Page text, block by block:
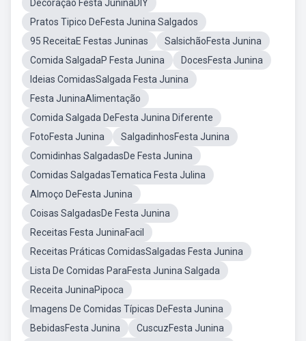
Decoração Festa JuninaDIY
Pratos Tipico DeFesta Junina Salgados
95 ReceitaE Festas Juninas
SalsichãoFesta Junina
Comida SalgadaP Festa Junina
DocesFesta Junina
Ideias ComidasSalgada Festa Junina
Festa JuninaAlimentação
Comida Salgada DeFesta Junina Diferente
FotoFesta Junina
SalgadinhosFesta Junina
Comidinhas SalgadasDe Festa Junina
Comidas SalgadasTematica Festa Julina
Almoço DeFesta Junina
Coisas SalgadasDe Festa Junina
Receitas Festa JuninaFacil
Receitas Práticas ComidasSalgadas Festa Junina
Lista De Comidas ParaFesta Junina Salgada
Receita JuninaPipoca
Imagens De Comidas Típicas DeFesta Junina
BebidasFesta Junina
CuscuzFesta Junina